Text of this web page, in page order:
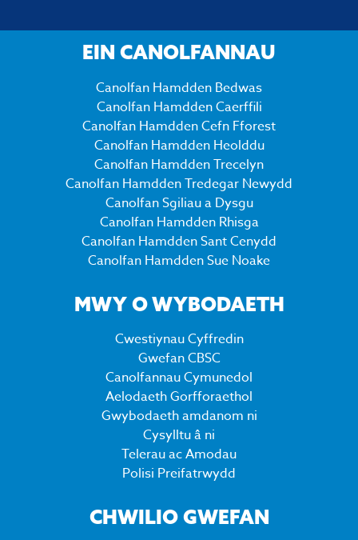
EIN CANOLFANNAU
Canolfan Hamdden Bedwas
Canolfan Hamdden Caerffili
Canolfan Hamdden Cefn Fforest
Canolfan Hamdden Heolddu
Canolfan Hamdden Trecelyn
Canolfan Hamdden Tredegar Newydd
Canolfan Sgiliau a Dysgu
Canolfan Hamdden Rhisga
Canolfan Hamdden Sant Cenydd
Canolfan Hamdden Sue Noake
MWY O WYBODAETH
Cwestiynau Cyffredin
Gwefan CBSC
Canolfannau Cymunedol
Aelodaeth Gorfforaethol
Gwybodaeth amdanom ni
Cysylltu â ni
Telerau ac Amodau
Polisi Preifatrwydd
CHWILIO GWEFAN